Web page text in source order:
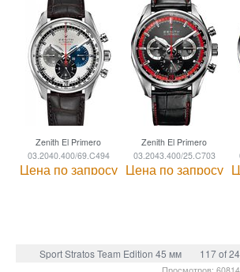
Zenith El Primero
03.2040.400/69.C494
Цена по запросу
Zenith El Primero
03.2043.400/25.C703
Цена по запросу
Sport Stratos Team Edition 45 мм 117 of